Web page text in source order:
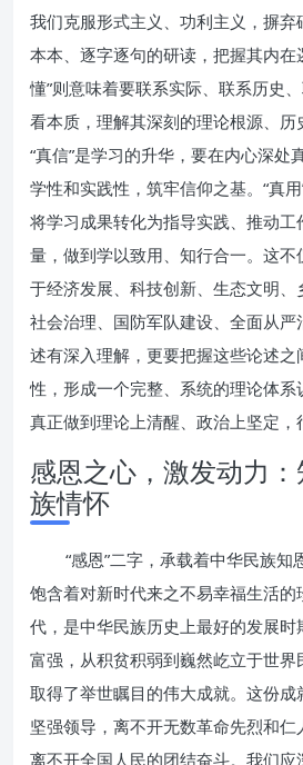
我们克服形式主义、功利主义，摒
本本、逐字逐句的研读，把握其内在
懂”则意味着要联系实际、联系历史
看本质，理解其深刻的理论根源、历
“真信”是学习的升华，要在内心深处
学性和实践性，筑牢信仰之基。“真
将学习成果转化为指导实践、推动工
量，做到学以致用、知行合一。这
于经济发展、科技创新、生态文明、
社会治理、国防军队建设、全面从
述有深入理解，更要把握这些论述
性，形成一个完整、系统的理论体
真正做到理论上清醒、政治上坚定，
感恩之心，激发动力
族情怀
“感恩”二字，承载着中华民族
饱含着对新时代来之不易幸福生活
代，是中华民族历史上最好的发展
富强，从积贫积弱到巍然屹立于世
取得了举世瞩目的伟大成就。这份
坚强领导，离不开无数革命先烈和
离不开全国人民的团结奋斗。我们